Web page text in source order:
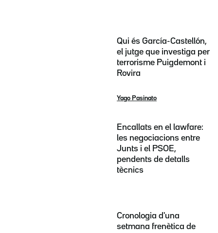
Qui és García-Castellón,
el jutge que investiga per
terrorisme Puigdemont i
Rovira
Yago Pasinato
Encallats en el lawfare:
les negociacions entre
Junts i el PSOE,
pendents de detalls
tècnics
Cronologia d'una
setmana frenètica de